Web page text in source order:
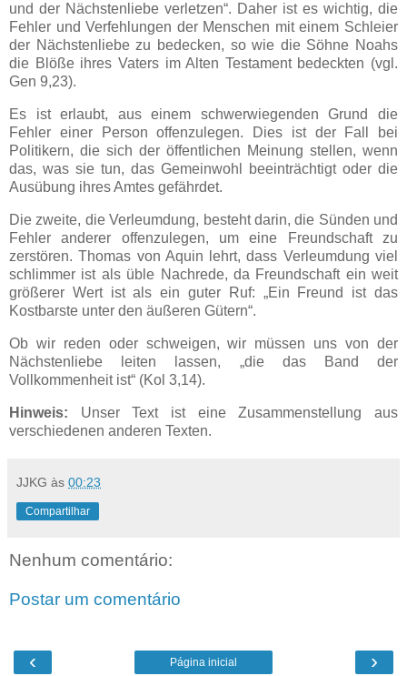
und der Nächstenliebe verletzen“. Daher ist es wichtig, die
Fehler und Verfehlungen der Menschen mit einem Schleier
der Nächstenliebe zu bedecken, so wie die Söhne Noahs
die Blöße ihres Vaters im Alten Testament bedeckten (vgl.
Gen 9,23).
Es ist erlaubt, aus einem schwerwiegenden Grund die
Fehler einer Person offenzulegen. Dies ist der Fall bei
Politikern, die sich der öffentlichen Meinung stellen, wenn
das, was sie tun, das Gemeinwohl beeinträchtigt oder die
Ausübung ihres Amtes gefährdet.
Die zweite, die Verleumdung, besteht darin, die Sünden und
Fehler anderer offenzulegen, um eine Freundschaft zu
zerstören. Thomas von Aquin lehrt, dass Verleumdung viel
schlimmer ist als üble Nachrede, da Freundschaft ein weit
größerer Wert ist als ein guter Ruf: „Ein Freund ist das
Kostbarste unter den äußeren Gütern“.
Ob wir reden oder schweigen, wir müssen uns von der
Nächstenliebe leiten lassen, „die das Band der
Vollkommenheit ist“ (Kol 3,14).
Hinweis: Unser Text ist eine Zusammenstellung aus
verschiedenen anderen Texten.
JJKG às 00:23
Compartilhar
Nenhum comentário:
Postar um comentário
‹ ›
Página inicial